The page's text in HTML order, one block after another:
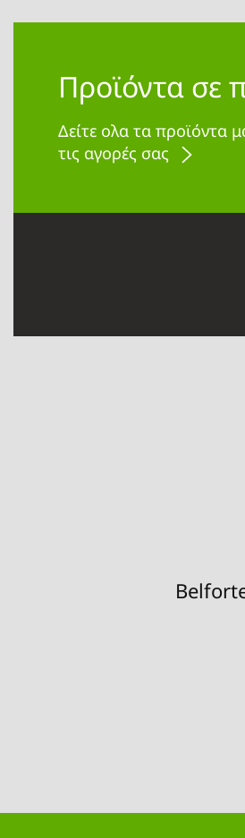
Προϊόντα σε
Δείτε ολα τα προϊόντα
τις αγορές σας